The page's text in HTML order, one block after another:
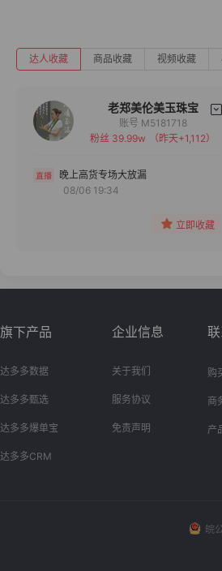
达人收藏 商品收藏 视频收藏
老郑美伦美玉珠宝
备注
分组
账号 M5181718
粉丝 39.99w
（昨天+1,112）
晚上高货专场大放漏
08/06 19:34
立即收藏
旗下产品
达多多数据
达多多甄选
达多多爆单宝
达多多CRM
企业信息
关于我们
服务协议
免责声明
购
商
产
皖